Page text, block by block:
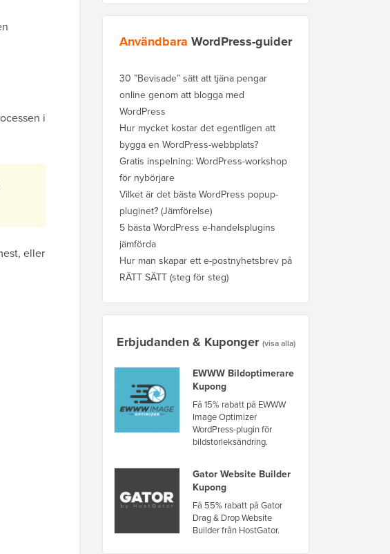
i
eller
Användbara WordPress-guider
30 ”Bevisade” sätt att tjäna pengar
online genom att blogga med
WordPress
Hur mycket kostar det egentligen att
bygga en WordPress-webbplats?
Gratis inspelning: WordPress-workshop
för nybörjare
Vilket är det bästa WordPress popup-
pluginet? (Jämförelse)
5 bästa WordPress e-handelsplugins
jämförda
Hur man skapar ett e-postnyhetsbrev på
RÄTT SÄTT (steg för steg)
Erbjudanden & Kuponger (visa alla)
EWWW Bildoptimerare
Kupong
Få 15% rabatt på EWWW
Image Optimizer
WordPress-plugin för
bildstorleksändring.
Gator Website Builder
Kupong
Få 55% rabatt på Gator
Drag & Drop Website
Builder från HostGator.